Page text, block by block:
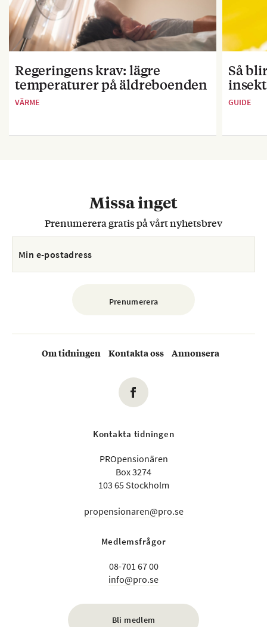
Regeringens krav: lägre
temperaturer på äldreboenden
VÄRME
Så
GUIDE
Missa inget
Prenumerera gratis på vårt nyhetsbrev
Om tidningen Kontakta oss Annonsera
Kontakta tidningen
PROpensionären
Box 3274
103 65 Stockholm
propensionaren@pro.se
Medlemsfrågor
08-701 67 00
info@pro.se
Bli medlem